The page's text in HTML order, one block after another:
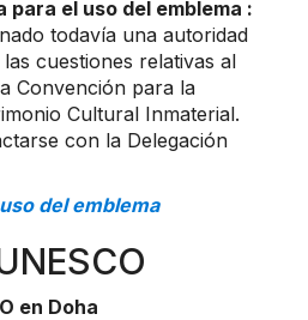
el uso del emblema :
todavía una autoridad
cuestiones relativas al
Convención para la
Cultural Inmaterial.
con la Delegación
uso del emblema
en Doha